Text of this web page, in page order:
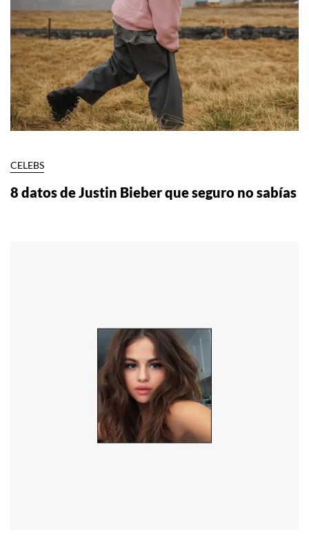
CELEBS
8 datos de Justin Bieber que seguro no sabías